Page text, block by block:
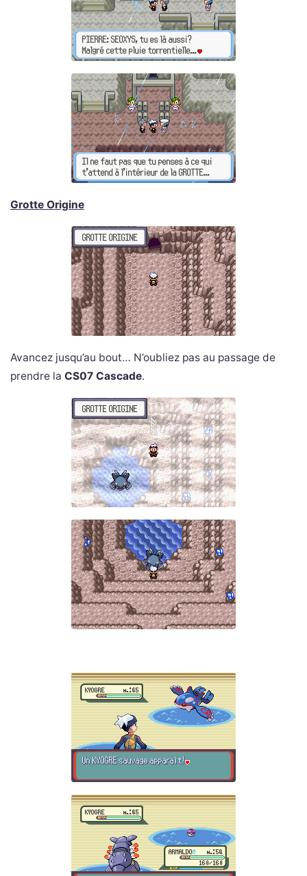
Grotte Origine
Avancez jusqu’au bout… N’oubliez pas au passage de
prendre la CS07 Cascade.